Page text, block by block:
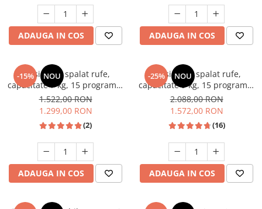
Unelte Gradinarit
Ventilatoare & Sisteme Racire
Aparate de aer conditionat
Zootehnie
Foarfeci tuns oi
Incubatoare oua
ADAUGA IN COS ADAUGA IN COS
-15% NOU
Masina de spalat rufe,
capacitate 7 kg, 15 programe,
afisaj LED, 1200 Rpm, alb,
HEINNER
1.522,00 RON
1.299,00 RON
(2)
ADAUGA IN COS
-25% NOU
Masina de spalat rufe,
capacitate 9 kg, 15 programe,
1400 Rpm, clasa A, Slim,
motor Inverter, Samus WSLI-
9144
2.088,00 RON
1.572,00 RON
(16)
ADAUGA IN COS